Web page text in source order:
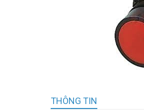
THÔNG TIN